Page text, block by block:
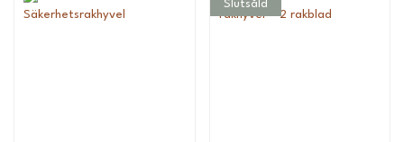
Slutsåld